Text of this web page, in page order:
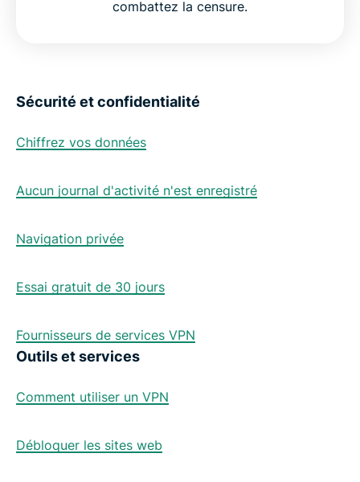
combattez la censure.
Sécurité et confidentialité
Chiffrez vos données
Aucun journal d'activité n'est enregistré
Navigation privée
Essai gratuit de 30 jours
Fournisseurs de services VPN
Outils et services
Comment utiliser un VPN
Débloquer les sites web